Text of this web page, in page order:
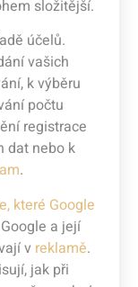
složitější.
účelů.
vašich
k výběru
počtu
registrace
dat nebo k
.
které Google
a její
v reklamě.
jak při